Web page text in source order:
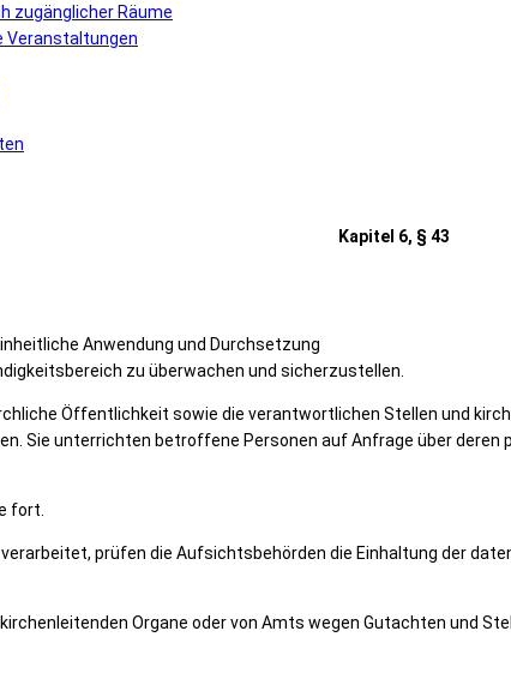
zugänglicher Räume
Veranstaltungen
Kapitel 6, § 43
Anwendung und Durchsetzung
zu überwachen und sicherzustellen.
Öffentlichkeit sowie die verantwortlichen Stellen und
Sie unterrichten betroffene Personen auf Anfrage über
fort.
prüfen die Aufsichtsbehörden die Einhaltung der
Organe oder von Amts wegen Gutachten und